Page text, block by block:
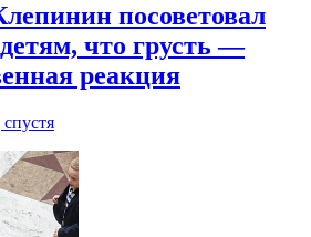
посоветовал
что грусть —
реакция
спустя